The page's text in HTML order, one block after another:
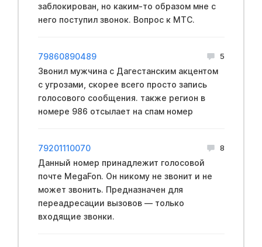
заблокирован, но каким-то образом мне с
него поступил звонок. Вопрос к МТС.
79860890489 5
Звонил мужчина с Дагестанским акцентом
с угрозами, скорее всего просто запись
голосового сообщения. также регион в
номере 986 отсылает на спам номер
79201110070 8
Данный номер принадлежит голосовой
почте MegaFon. Он никому не звонит и не
может звонить. Предназначен для
переадресации вызовов — только
входящие звонки.